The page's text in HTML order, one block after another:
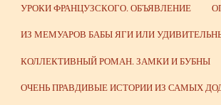
УРОКИ ФРАНЦУЗСКОГО. ОБЪЯВЛЕНИЕ
ИЗ МЕМУАРОВ БАБЫ ЯГИ ИЛИ
КОЛЛЕКТИВНЫЙ РОМАН. ЗАМКИ И БУБНЫ
ОЧЕНЬ ПРАВДИВЫЕ ИСТОРИИ ИЗ САМЫХ